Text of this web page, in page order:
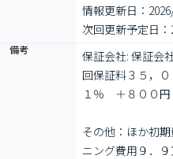
情報更新日：
次回更新予定日
備考
保証会社: 保証会
回保証料３５，
１％　＋８００円
その他：ほか初
ニング費用９．